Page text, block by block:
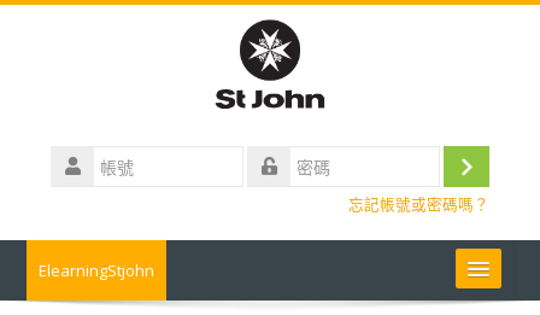
號
登
忘記帳號或密碼嗎？
ElearningStjohn